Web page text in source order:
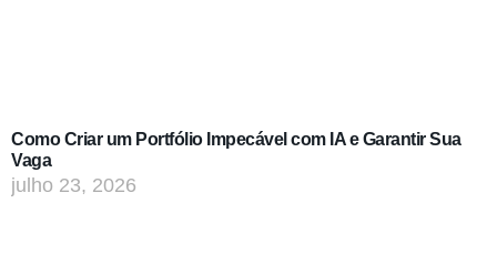
Como Criar um Portfólio Impecável com IA e Garantir Sua
Vaga
julho 23, 2026